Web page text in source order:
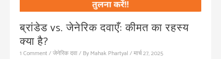
ब्रांडेड vs. जेनेरिक दवाएँ: कीमत का रहस्य
क्या है?
1 Comment/जेनेरिक दवा/ By Mahak Phartyal /मार्च 27, 2025